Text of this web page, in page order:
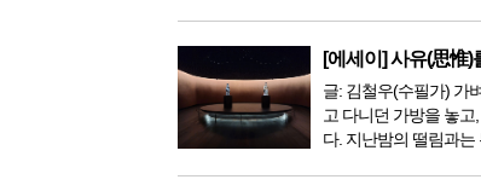
료기가 들어오면서 암
더 추가되었습니다. 중
[에세이] 사유(思惟)
글: 김철우(수필가) 가
고 다니던 가방을 놓
다. 지난밤의 떨림과는